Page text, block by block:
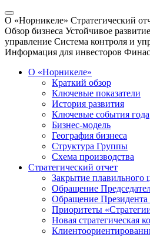
О «Норникеле» Стратегический
Обзор бизнеса Устойчивое развитие
управление Система контроля и
Информация для инвесторов
О «Норникеле»
Краткий обзор
Ключевые показатели
История развития
Ключевые события года
Бизнес-модель
География бизнеса
Структура Группы
Схема производства
Стратегический отчет
Закрытие плавильного
Обращение
Обращение
Приоритеты
Новая стратегическая